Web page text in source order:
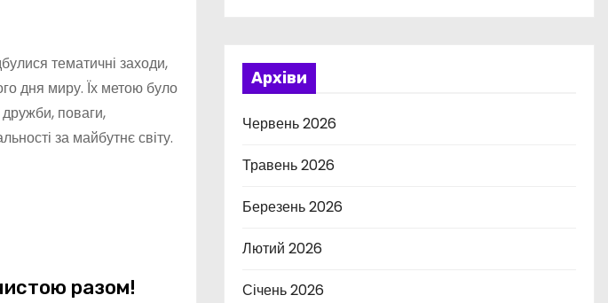
тематичні заходи,
дня миру. Їх метою було
поваги,
за майбутнє світу.
разом!
Архіви
Червень 2026
Травень 2026
Березень 2026
Лютий 2026
Січень 2026